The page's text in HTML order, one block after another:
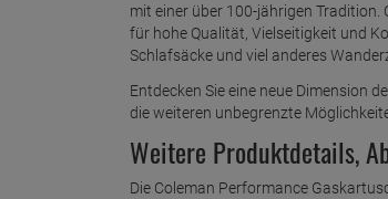
mit einer über 100-jährigen
für hohe Qualität, Vielseitigkeit und
Schlafsäcke und viel anderes
Entdecken Sie eine neue Dimension
die weiteren unbegrenzte
Weitere Produktdetails,
Die Coleman Performance